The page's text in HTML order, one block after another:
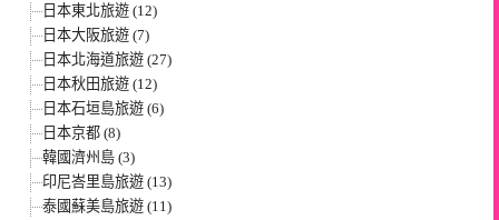
日本東北旅遊 (12)
日本大阪旅遊 (7)
日本北海道旅遊 (27)
日本秋田旅遊 (12)
日本石垣島旅遊 (6)
日本京都 (8)
韓國濟州島 (3)
印尼峇里島旅遊 (13)
泰國蘇美島旅遊 (11)